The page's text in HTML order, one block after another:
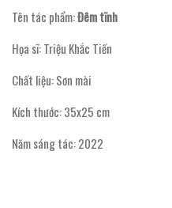
Tên tác phẩm:Đêm tĩnh
Họa sĩ: Triệu Khắc Tiến
Chất liệu: Sơn mài
Kích thước: 35x25 cm
Năm sáng tác: 2022